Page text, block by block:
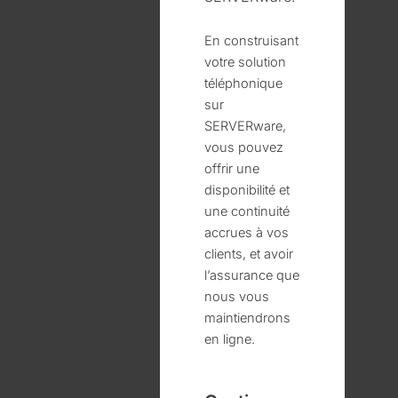
En construisant
votre solution
téléphonique
sur
SERVERware,
vous pouvez
offrir une
disponibilité et
une continuité
accrues à vos
clients, et avoir
l’assurance que
nous vous
maintiendrons
en ligne.